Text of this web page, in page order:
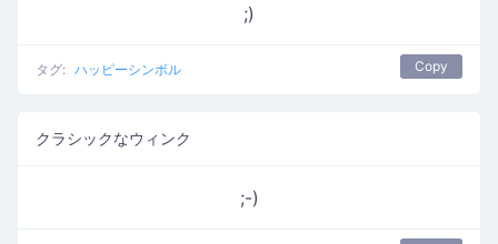
;)
タグ: ハッピーシンボル Copy
クラシックなウィンク
;-)